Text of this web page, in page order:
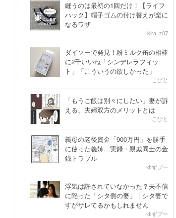
縫うのは最初の1回だけ！【ライフ
ハック】帽子ゴムの付け替えが楽に
なるワザ
kira_z07
ダイソーで発見！粉ミルク缶の相棒
に2千いいね「シンデレラフィッ
ト」「こういうの欲しかった」
こびと
「もうご飯は別々にしたい」妻が訴
える、夫婦双方のメリットとは
こびと
義母の老後資金「900万円」を勝手
に使った義姉…実録・親戚同士の金
銭トラブル
ゆずプー
浮気は許されていなかった？夫不信
に陥った「シタ側の妻」｜シタ妻で
すがサレてるかもしれません
ゆずプー